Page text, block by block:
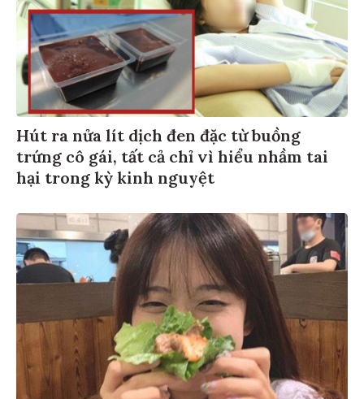
Hút ra nửa lít dịch đen đặc từ buồng
trứng cô gái, tất cả chỉ vì hiểu nhầm tai
hại trong kỳ kinh nguyệt